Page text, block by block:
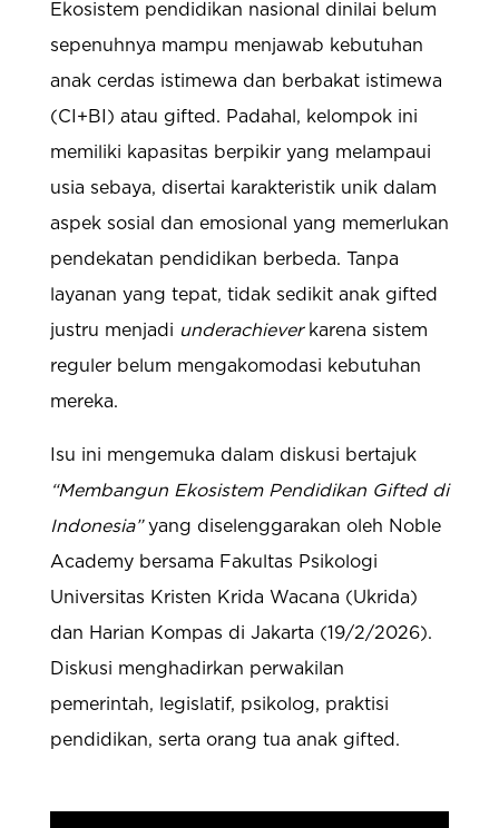
Ekosistem pendidikan nasional dinilai belum
sepenuhnya mampu menjawab kebutuhan
anak cerdas istimewa dan berbakat istimewa
(CI+BI) atau gifted. Padahal, kelompok ini
memiliki kapasitas berpikir yang melampaui
usia sebaya, disertai karakteristik unik dalam
aspek sosial dan emosional yang memerlukan
pendekatan pendidikan berbeda. Tanpa
layanan yang tepat, tidak sedikit anak gifted
justru menjadi underachieverkarena sistem
reguler belum mengakomodasi kebutuhan
mereka.
Isu ini mengemuka dalam diskusi bertajuk
“Membangun Ekosistem Pendidikan Gifted di
Indonesia”yang diselenggarakan oleh Noble
Academy bersama Fakultas Psikologi
Universitas Kristen Krida Wacana (Ukrida)
dan Harian Kompas di Jakarta (19/2/2026).
Diskusi menghadirkan perwakilan
pemerintah, legislatif, psikolog, praktisi
pendidikan, serta orang tua anak gifted.